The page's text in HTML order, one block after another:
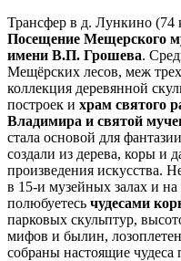
Трансфер в д. Лункино (74
Посещение Мещерского
имени В.П. Грошева.
Мещёрских лесов, меж трех
коллекция деревянной
построек и храм святого
Владимира и святой
стала основой для
создали из дерева, коры и
произведения искусства.
в 15-и музейных залах и
полюбуетесь чудесами
парковых скульптур,
мифов и былин,
собраны настоящие